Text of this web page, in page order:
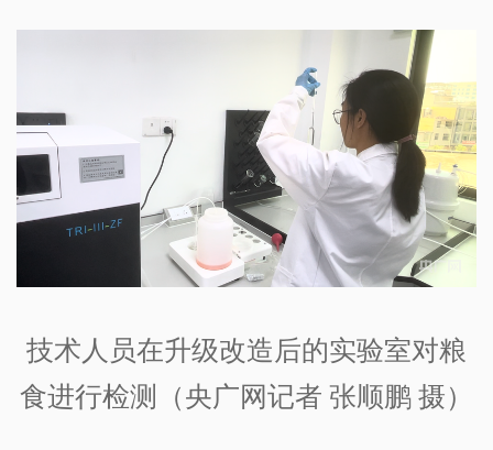
技术人员在升级改造后的实验室对粮
食进行检测（央广网记者 张顺鹏 摄）